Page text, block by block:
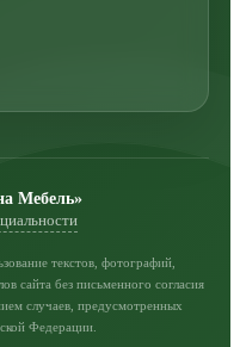
Мебель»
текстов, фотографий,
сайта без письменного согласия
случаев, предусмотренных
Федерации.